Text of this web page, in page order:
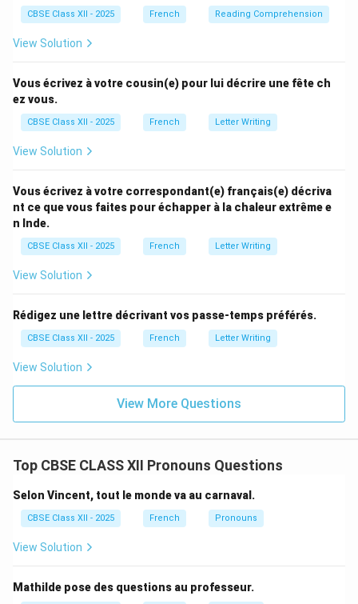
CBSE Class XII - 2025 French Reading Comprehension
View Solution
Vous écrivez à votre cousin(e) pour lui décrire une fête ch
ez vous.
CBSE Class XII - 2025 French Letter Writing
View Solution
Vous écrivez à votre correspondant(e) français(e) décriva
nt ce que vous faites pour échapper à la chaleur extrême e
n Inde.
CBSE Class XII - 2025 French Letter Writing
View Solution
Rédigez une lettre décrivant vos passe-temps préférés.
CBSE Class XII - 2025 French Letter Writing
View Solution
View More Questions
Top CBSE CLASS XII Pronouns Questions
Selon Vincent, tout le monde va au carnaval.
CBSE Class XII - 2025 French Pronouns
View Solution
Mathilde pose des questions au professeur.